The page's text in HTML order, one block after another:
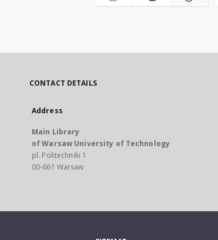
CONTACT DETAILS
Address
Main Library
of Warsaw University of Technology
pl. Politechniki 1
00-661 Warsaw